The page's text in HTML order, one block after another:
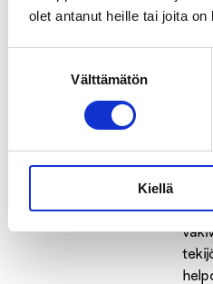
olet antanut heille tai joita
Välttämätön
Kiellä